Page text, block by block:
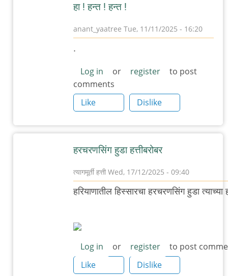
हा ! हन्त ! हन्त !
anant_yaatree Tue, 11/11/2025 - 16:20
In
हरचरणसिंग
हुडा
by
त्यागमूर्ती
.
Log in or register
to post
comments
Like
Dislike
हरचरणसिंग हुडा हत्तीबरोबर
त्यागमूर्ती हत्ती Wed, 17/12/2025 - 09:40
In
reply
हरचरणसिंग
हुडा
by
त्यागमूर्ती
हरियाणातील हिस्सारचा हरचरणसिंग हुडा
Log in or register
to post
Like
Dislike